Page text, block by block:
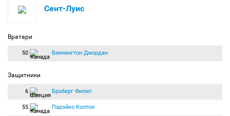
Сент-Луис
Вратари
50 Биннингтон Джордан
Защитники
6 Броберг Филип
55 Парэйко Колтон